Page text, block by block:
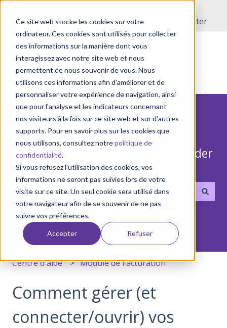
Ce site web stocke les cookies sur votre
ordinateur. Ces cookies sont utilisés pour collecter
des informations sur la manière dont vous
interagissez avec notre site web et nous
permettent de nous souvenir de vous. Nous
utilisons ces informations afin d'améliorer et de
personnaliser votre expérience de navigation, ainsi
que pour l'analyse et les indicateurs concernant
nos visiteurs à la fois sur ce site web et sur d'autres
supports. Pour en savoir plus sur les cookies que
nous utilisons, consultez notrepolitique de
confidentialité.
Si vous refusez l'utilisation des cookies, vos
informations ne seront pas suivies lors de votre
visite sur ce site. Un seul cookie sera utilisé dans
votre navigateur afin de se souvenir de ne pas
suivre vos préférences.
Accepter Refuser
incident
client
connecter
Bonjour! Comment puis-je vous aider
?
Il n'y a aucune suggestion car le champ de
Centre d'aide Module de Facturation
Comment gérer (et
connecter/ouvrir) vos